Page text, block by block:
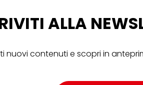
ALLA
nuovi contenuti e scopri in